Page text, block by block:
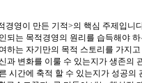
경영이 만든 기적>의 핵심 주제입니
되는 목적경영의 원리를 습득해야
하는 자기만의 목적 스토리를 가지
과 변화를 이룰 수 있는지가 생존의
시간에 축적 할 수 있는지가 성공의